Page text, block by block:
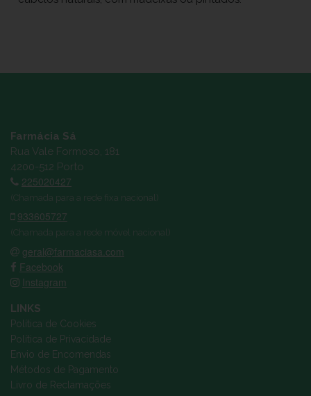
Farmácia Sá
Rua Vale Formoso, 181
4200-512 Porto
225020427
(Chamada para a rede fixa nacional)
933605727
(Chamada para a rede móvel nacional)
geral@farmaciasa.com
Facebook
Instagram
LINKS
Política de Cookies
Política de Privacidade
Envio de Encomendas
Métodos de Pagamento
Livro de Reclamações